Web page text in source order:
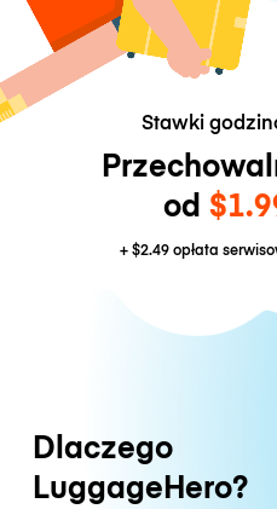
Stawki
od
+$2.49opłata
Dlaczego
LuggageHero?